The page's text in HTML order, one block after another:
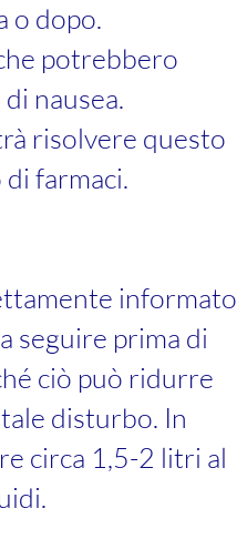
o dopo.
potrebbero
nausea.
risolvere questo
farmaci.
informato
seguire prima di
ciò può ridurre
disturbo. In
circa 1,5-2 litri al